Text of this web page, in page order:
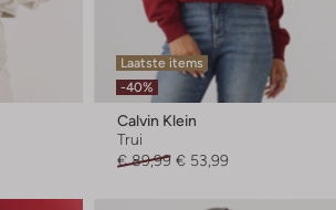
Laatste items
-40%
Calvin Klein
Trui
€ 89,99 € 53,99